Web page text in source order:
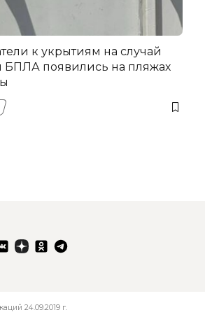
к укрытиям на случай
БПЛА появились на пляжах
24.09.2019 г.